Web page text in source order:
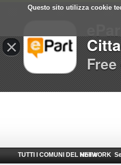
Questo sito utilizza cookie
TUTTI I COMUNI DEL NETWORK
Home
×